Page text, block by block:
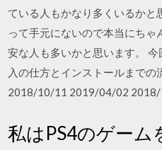
ている人もかなり多くいるかと
って手元にないので本当にち
安な人も多いかと思います。
入の仕方とインストールまでの
2018/10/11 2019/04/02
私はPS4のゲーム